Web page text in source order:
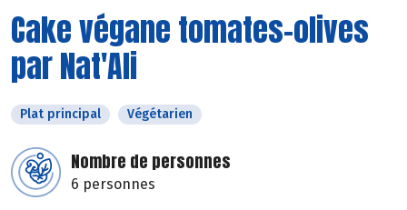
Cake végane tomates-olives
par Nat'Ali
Plat principal Végétarien
Nombre de personnes
6 personnes